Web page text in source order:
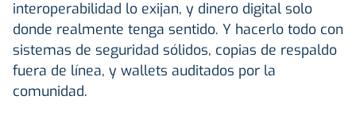
interoperabilidad lo exijan, y dinero digital solo
donde realmente tenga sentido. Y hacerlo todo con
sistemas de seguridad sólidos, copias de respaldo
fuera de línea, y wallets auditados por la
comunidad.